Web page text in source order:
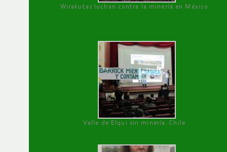
Wirakutas luchan contra la minería en México
Valle de Elqui sin minería. Chile